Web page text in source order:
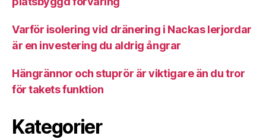
Varför isolering vid dränering i Nackas lerjordar
är en investering du aldrig ångrar
Hängrännor och stuprör är viktigare än du tror
för takets funktion
Kategorier